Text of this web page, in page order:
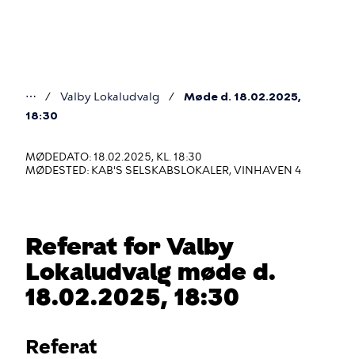
Du
her
⋯ Valby Lokaludvalg
Møde d. 18.02.2025,
18:30
MØDEDATO: 18.02.2025, KL. 18:30
MØDESTED: KAB'S SELSKABSLOKALER, VINHAVEN 4
Referat for Valby
Lokaludvalg møde d.
18.02.2025, 18:30
Referat